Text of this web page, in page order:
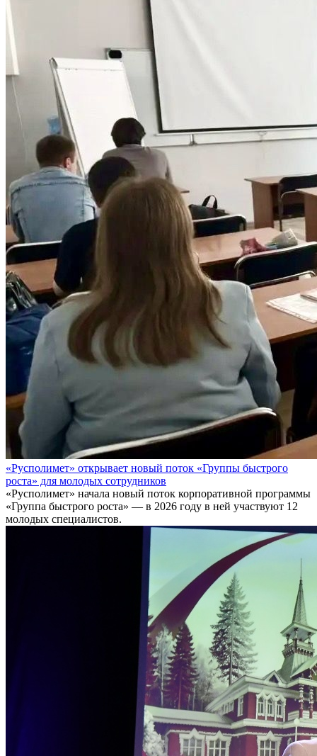
«Русполимет» открывает новый поток «Группы быстрого
роста» для молодых сотрудников
«Русполимет» начала новый поток корпоративной программы
«Группа быстрого роста» — в 2026 году в ней участвуют 12
молодых специалистов.